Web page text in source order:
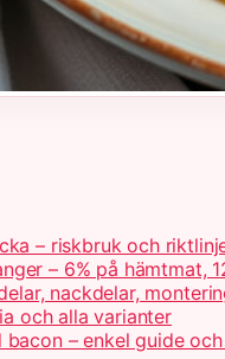
– riskbruk och
– 6% på hämtmat,
nackdelar,
och alla varianter
– enkel guide